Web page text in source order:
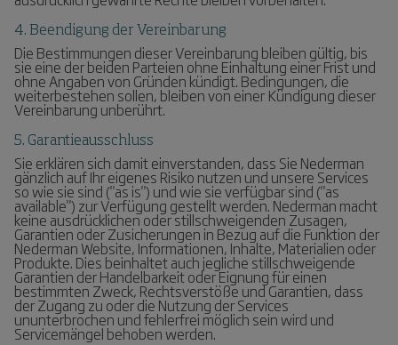
4. Beendigung der Vereinbarung
Die Bestimmungen dieser Vereinbarung bleiben gültig, bis
sie eine der beiden Parteien ohne Einhaltung einer Frist und
ohne Angaben von Gründen kündigt. Bedingungen, die
weiterbestehen sollen, bleiben von einer Kündigung dieser
Vereinbarung unberührt.
5. Garantieausschluss
Sie erklären sich damit einverstanden, dass Sie Nederman
gänzlich auf Ihr eigenes Risiko nutzen und unsere Services
so wie sie sind ("as is") und wie sie verfügbar sind ("as
available") zur Verfügung gestellt werden. Nederman macht
keine ausdrücklichen oder stillschweigenden Zusagen,
Garantien oder Zusicherungen in Bezug auf die Funktion der
Nederman Website, Informationen, Inhalte, Materialien oder
Produkte. Dies beinhaltet auch jegliche stillschweigende
Garantien der Handelbarkeit oder Eignung für einen
bestimmten Zweck, Rechtsverstöße und Garantien, dass
der Zugang zu oder die Nutzung der Services
ununterbrochen und fehlerfrei möglich sein wird und
Servicemängel behoben werden.